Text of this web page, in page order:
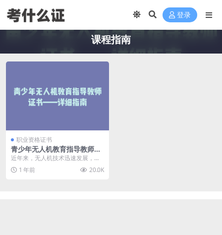
登录
课程指南
职业资格证书
青少年无人机教育指导教师证
书——详细指南
近年来，无人机技术迅速发展，青
少年无人机教育逐渐成为热门领
域。本文将为你详细解读...
1 年前 20.0K